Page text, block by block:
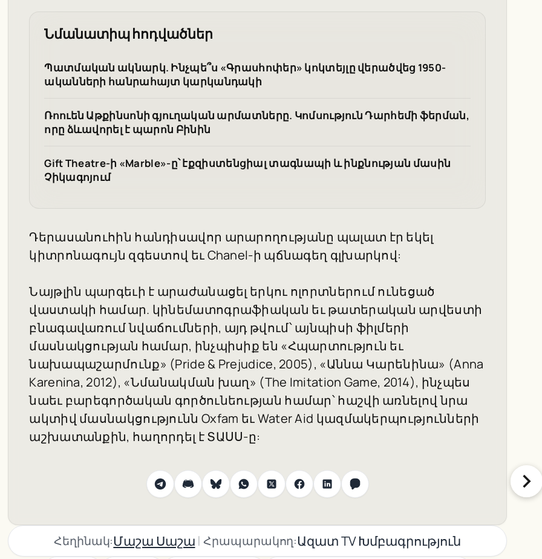
Նմանատիպ հոդվածներ
Պատմական ակնարկ. Ինչպե՞ս «Գրասհոփեր» կոկտեյլը վերածվեց 1950-
ականների հանրահայտ կարկանդակի
Ռոուեն Աթքինսոնի գյուղական արմատները. Կոմսություն Դարհեմի ֆերման,
որը ձևավորել է պարոն Բինին
Gift Theatre-ի «Marble»-ը՝ էքզիստենցիալ տագնապի և ինքնության մասին
Չիկագոյում
Դերասանուհին հանդիսավոր արարողությանը պալատ էր եկել
կիտրոնագույն զգեստով եւ Chanel-ի պճնագեղ գլխարկով:
Նայթլին պարգեւի է արաժանացել երկու ոլորտներում ունեցած
վաստակի համար. կինեմատոգրաֆիական եւ թատերական արվեստի
բնագավառում նվաճումների, այդ թվում՝ այնպիսի ֆիլմերի
մասնակցության համար, ինչպիսիք են «Հպարտություն եւ
նախապաշարմունք» (Pride & Prejudice, 2005), «Աննա Կարենինա» (Anna
Karenina, 2012), «Նմանակման խաղ» (The Imitation Game, 2014), ինչպես
նաեւ բարեգործական գործունեության համար՝ հաշվի առնելով նրա
ակտիվ մասնակցությունն Oxfam եւ Water Aid կազմակերպությունների
աշխատանքին, հաղորդել է ՏԱՍՍ-ը:
Հեղինակ:Մաշա Սաշա | Հրապարակող:Ազատ TV Խմբագրություն